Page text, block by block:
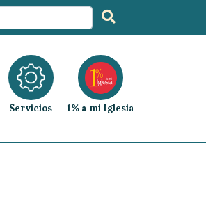
Servicios 1% a mi Iglesia